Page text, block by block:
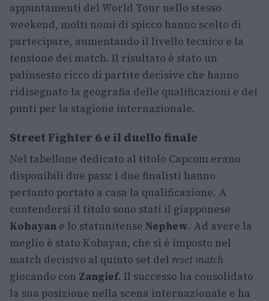
appuntamenti del World Tour nello stesso
weekend, molti nomi di spicco hanno scelto di
partecipare, aumentando il livello tecnico e la
tensione dei match. Il risultato è stato un
palinsesto ricco di partite decisive che hanno
ridisegnato la geografia delle qualificazioni e dei
punti per la stagione internazionale.
Street Fighter 6e il duello finale
Nel tabellone dedicato al titolo Capcom erano
disponibili due pass: i due finalisti hanno
pertanto portato a casa la qualificazione. A
contendersi il titolo sono stati il giapponese
Kobayan e lo statunitense Nephew. Ad avere la
meglio è stato Kobayan, che si è imposto nel
match decisivo al quinto set del reset match
giocando con Zangief. Il successo ha consolidato
la sua posizione nella scena internazionale e ha